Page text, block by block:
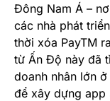
Đông Nam Á –
các nhà phát
thời xóa PayTM
từ Ấn Độ này đã
doanh nhân lớn
để xây dựng app